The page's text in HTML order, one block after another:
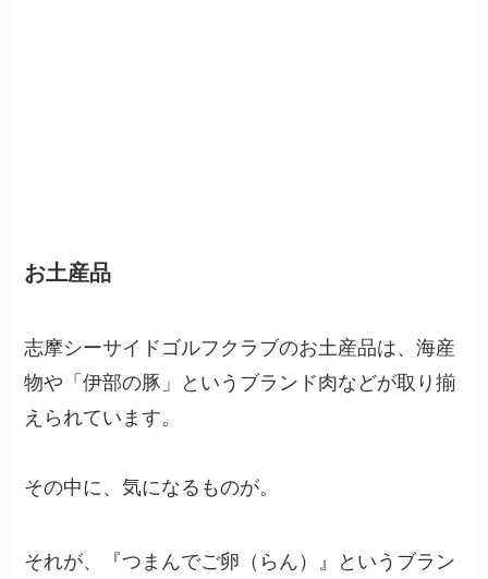
お土産品
志摩シーサイドゴルフクラブのお土産品は、海産
物や「伊部の豚」というブランド肉などが取り揃
えられています。
その中に、気になるものが。
それが、『つまんでご卵（らん）』というブラン